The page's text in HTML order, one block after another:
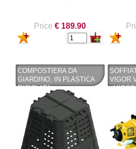
Price € 189.90
COMPOSTIERA DA
GIARDINO, IN PLASTICA
RICICLATA
(POLIPROPILENE) 300 LT.
MARRONE TOOMAX
(COPY)
VIGOR
- VIGOR